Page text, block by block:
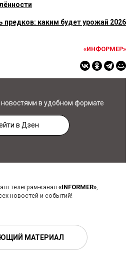
предков: каким будет урожай 2026
«ИНФОРМЕР»
в удобном формате
в Дзен
телеграм-канал «INFORMER»,
новостей и событий!
МАТЕРИАЛ